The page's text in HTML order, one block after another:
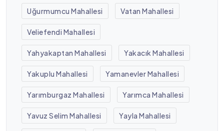
Uğurmumcu Mahallesi Vatan Mahallesi
Veliefendi Mahallesi
Yahyakaptan Mahallesi Yakacık Mahallesi
Yakuplu Mahallesi Yamanevler Mahallesi
Yarımburgaz Mahallesi Yarımca Mahallesi
Yavuz Selim Mahallesi Yayla Mahallesi